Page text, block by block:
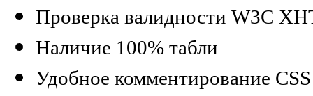
Проверка валидности W3C
Наличие 100% табли
Удобное комментирование